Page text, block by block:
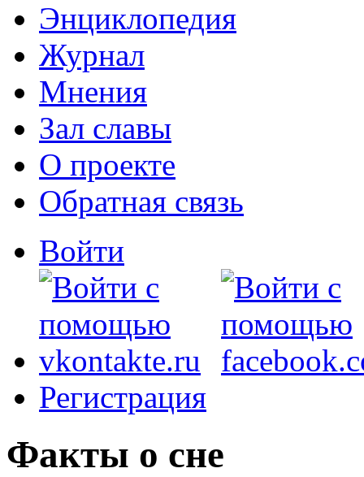
Энциклопедия
Журнал
Мнения
Зал славы
О проекте
Обратная связь
Войти
Регистрация
Факты о сне